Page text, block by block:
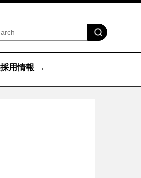
採用情報 →